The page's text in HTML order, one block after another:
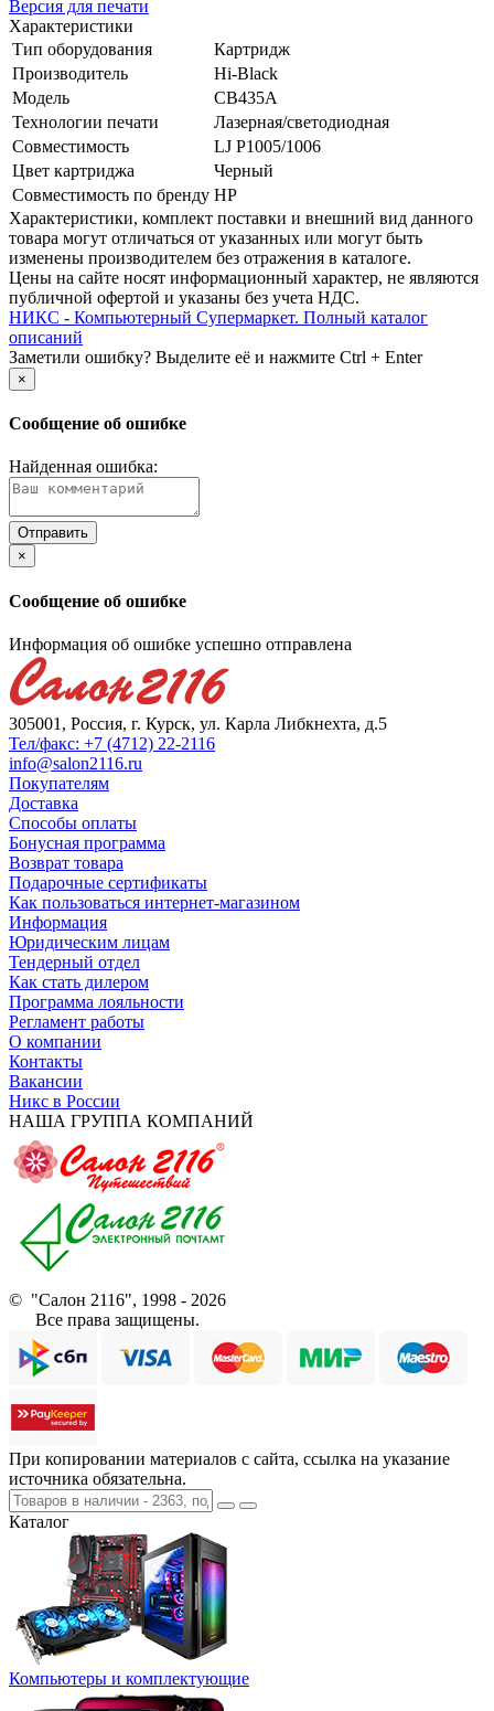
Версия для печати
Характеристики
Тип оборудования
Картридж
Производитель
Hi-Black
Модель
CB435A
Технологии печати
Лазерная/­светодиодная
Совместимость
LJ P1005/­1006
Цвет картриджа
Черный
Совместимость по бренду HP
Xарактеристики, комплект поставки и внешний вид данного
товара могут отличаться от указанных или могут быть
изменены производителем без отражения в каталоге.
Цены на сайте носят информационный характер, не являются
публичной офертой и указаны без учета НДС.
НИКС - Компьютерный Cупермаркет. Полный каталог
описаний
Заметили ошибку? Выделите её и нажмите Ctrl + Enter
×
Сообщение об ошибке
Найденная ошибка:
×
Сообщение об ошибке
Информация об ошибке успешно отправлена
305001, Россия, г. Курск, ул. Карла Либкнехта, д.5
Тел/факс: +7 (4712) 22-2116
info@salon2116.ru
Покупателям
Доставка
Способы оплаты
Бонусная программа
Возврат товара
Подарочные сертификаты
Как пользоваться интернет-магазином
Информация
Юридическим лицам
Тендерный отдел
Как стать дилером
Программа лояльности
Регламент работы
О компании
Контакты
Вакансии
Никс в России
НАША ГРУППА КОМПАНИЙ
© "Салон 2116", 1998 - 2026
Все права защищены.
При копировании материалов с сайта, ссылка на указание
источника обязательна.
Каталог
Компьютеры и комплектующие